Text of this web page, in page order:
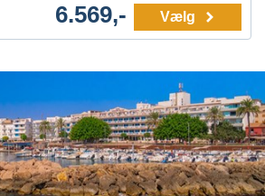
6.569,- Vælg